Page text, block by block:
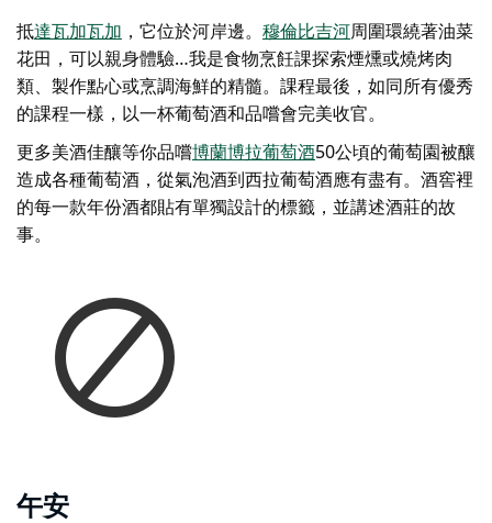
抵達瓦加瓦加 ，它位於河岸邊。 穆倫比吉河周圍環繞著油菜
花田，可以親身體驗…我是食物烹飪課探索煙燻或燒烤肉
類、製作點心或烹調海鮮的精髓。課程最後，如同所有優秀
的課程一樣，以一杯葡萄酒和品嚐會完美收官。
更多美酒佳釀等你品嚐博蘭博拉葡萄酒50公頃的葡萄園被釀
造成各種葡萄酒，從氣泡酒到西拉葡萄酒應有盡有。酒窖裡
的每一款年份酒都貼有單獨設計的標籤，並講述酒莊的故
事。
午安